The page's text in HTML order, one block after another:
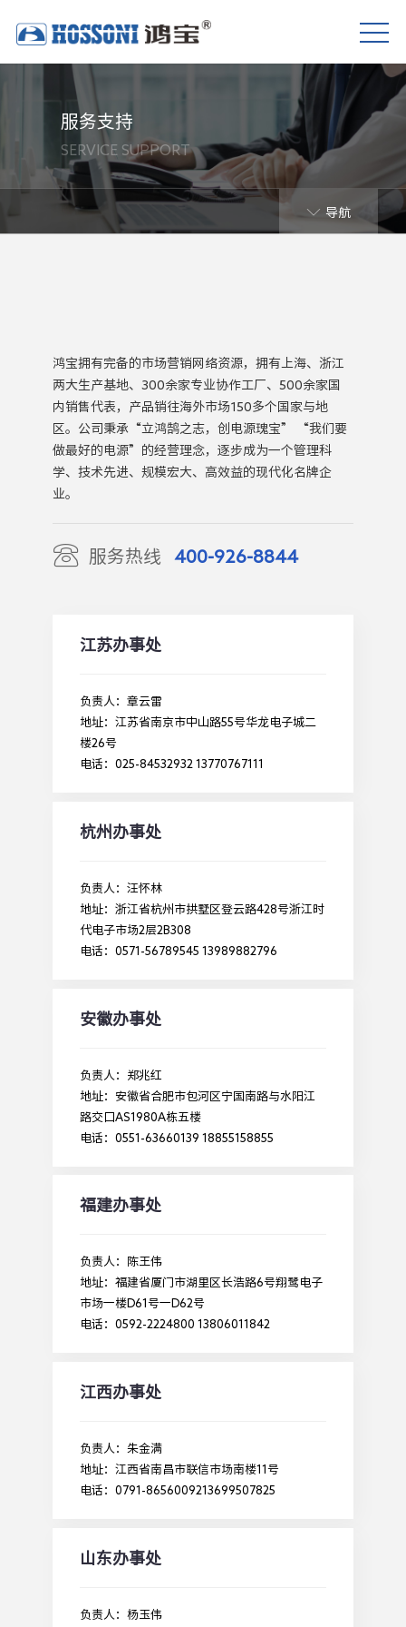
服务支持
SERVICE SUPPORT
导航
鸿宝拥有完备的市场营销网络资源，拥有上海、浙江
两大生产基地、300余家专业协作工厂、500余家国
内销售代表，产品销往海外市场150多个国家与地
区。公司秉承“立鸿鹄之志，创电源瑰宝” “我们要
做最好的电源”的经营理念，逐步成为一个管理科
学、技术先进、规模宏大、高效益的现代化名牌企
业。
服务热线 400-926-8844
江苏办事处
负责人：章云雷
地址：江苏省南京市中山路55号华龙电子城二
楼26号
电话：025-84532932 13770767111
杭州办事处
负责人：汪怀林
地址：浙江省杭州市拱墅区登云路428号浙江时
代电子市场2层2B308
电话：0571-56789545 13989882796
安徽办事处
负责人：郑兆红
地址：安徽省合肥市包河区宁国南路与水阳江
路交口AS1980A栋五楼
电话：0551-63660139 18855158855
福建办事处
负责人：陈王伟
地址：福建省厦门市湖里区长浩路6号翔鹭电子
市场一楼D61号一D62号
电话：0592-2224800 13806011842
江西办事处
负责人：朱金满
地址：江西省南昌市联信市场南楼11号
电话：0791-8656009213699507825
山东办事处
负责人：杨玉伟